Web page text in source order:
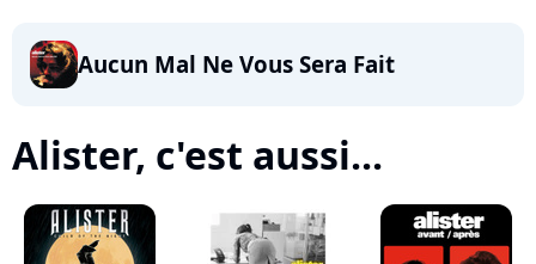
Aucun Mal Ne Vous Sera Fait
Alister, c'est aussi...